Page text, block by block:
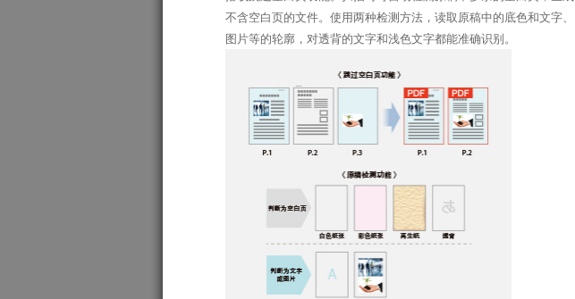
不含空白页的文件。使用两种检测方法，读取原稿中的底色和文字、
图片等的轮廓，对透背的文字和浅色文字都能准确识别。